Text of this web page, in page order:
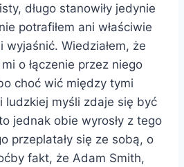
długo stanowiły jedynie
potrafiłem ani właściwie
wyjaśnić. Wiedziałem, że
o łączenie przez niego
choć wić między tymi
ludzkiej myśli zdaje się być
jednak obie wyrosły z tego
przeplatały się ze sobą, o
fakt, że Adam Smith,